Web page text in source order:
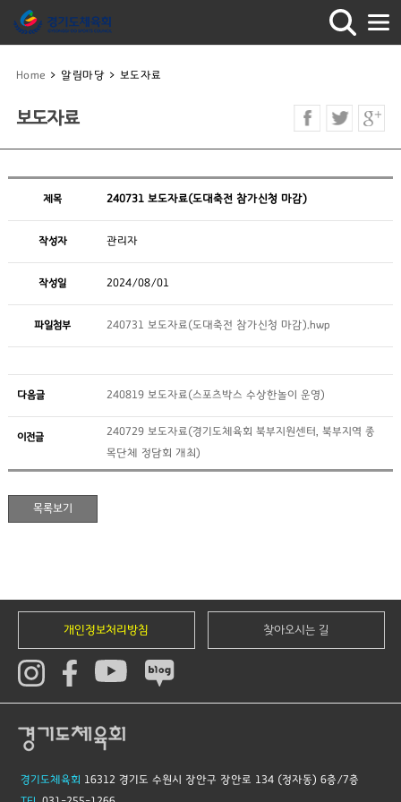
Home > 알림마당 > 보도자료
보도자료
제목 240731 보도자료(도대축전 참가신청 마감)
작성자 관리자
작성일 2024/08/01
파일첨부 240731 보도자료(도대축전 참가신청 마감).hwp
다음글 240819 보도자료(스포츠박스 수상한놀이 운영)
이전글
240729 보도자료(경기도체육회 북부지원센터, 북부지역 종
목단체 정담회 개최)
개인정보처리방침 찾아오시는 길
경기도체육회 16312 경기도 수원시 장안구 장안로 134 (정자동) 6층/7층